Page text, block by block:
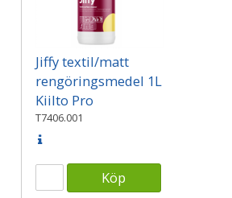
Jiffy textil/matt
rengöringsmedel 1L
Kiilto Pro
T7406.001
Köp